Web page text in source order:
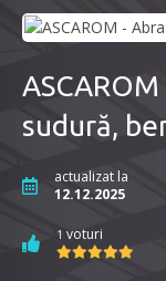
sudură,
actualizat la
12.12.2025
1 voturi